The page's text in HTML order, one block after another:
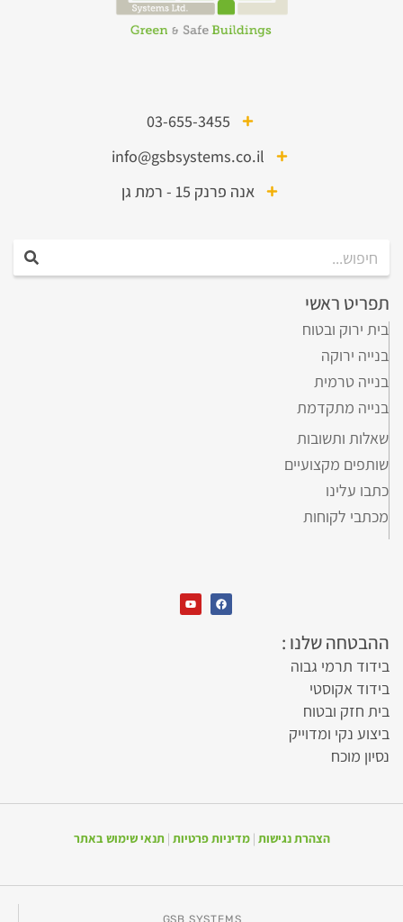
03-655-3455
info@gsbsystems.co.il
אנה פרנק 15 - רמת גן
ראשי
ירוק ובטוח
ירוקה
טרמית
מתקדמת
ותשובות
מקצועיים
עלינו
לקוחות
שלנו :
תרמי גבוה
אקוסטי
חזק ובטוח
נקי ומדוייק
מוכח
הצהרת נגישות|מדיניות פרטיות|תנאי שימוש באתר